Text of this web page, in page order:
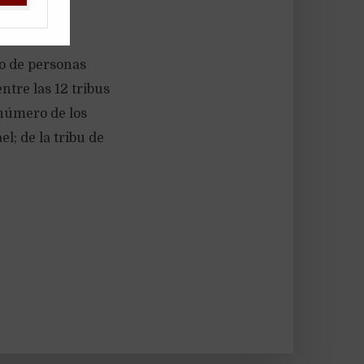
de personas
las 12 tribus
de los
de la tribu de